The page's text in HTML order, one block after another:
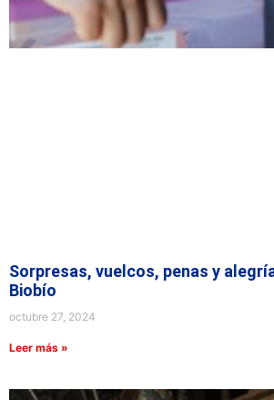
Sorpresas, vuelcos, penas y
Biobío
octubre 27, 2024
Leer más »